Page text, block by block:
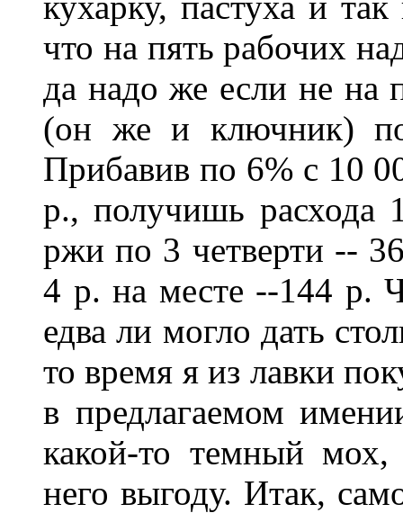
что на пять рабочих
да надо же если не на
(он же и ключник)
Прибавив по 6% с 10
р., получишь расхода
ржи по 3 четверти --
4 р. на месте --144 р.
едва ли могло дать
то время я из лавки
в предлагаемом
какой-то темный мох,
него выгоду. Итак,